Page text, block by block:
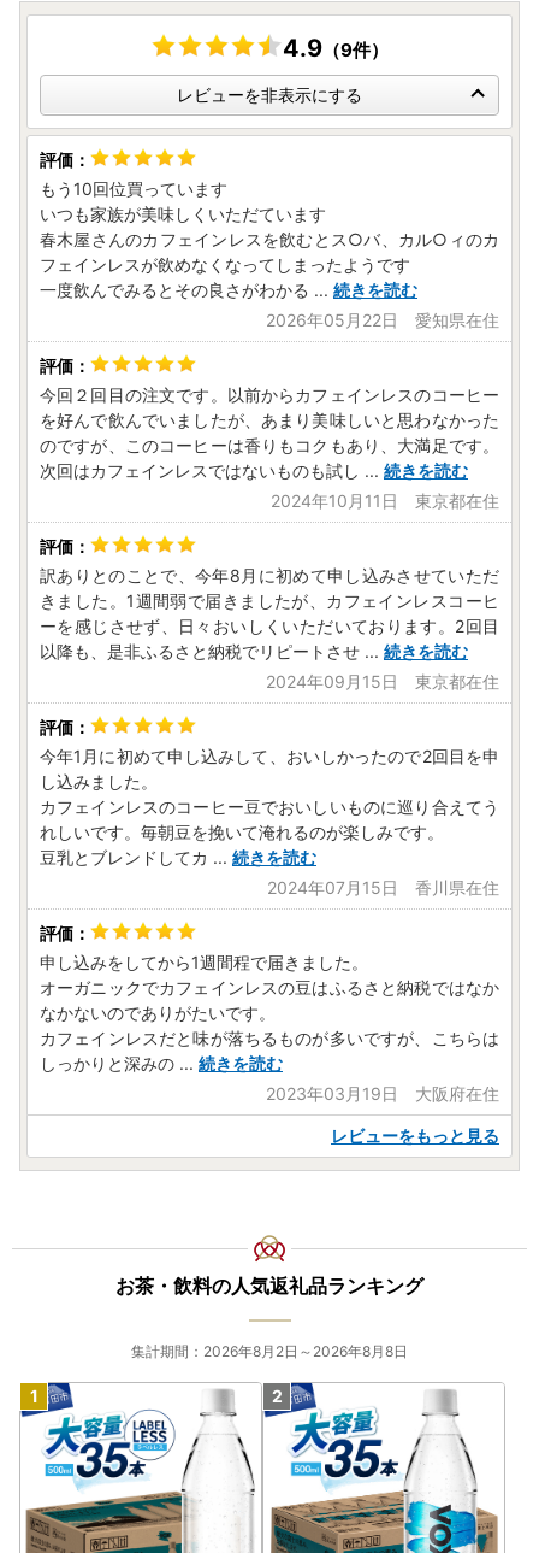
4.9（9件）
レビューを非表示にする
もう10回位買っています
いつも家族が美味しくいただています
春木屋さんのカフェインレスを飲むとス○バ、カル○ィのカ
フェインレスが飲めなくなってしまったようです
一度飲んでみるとその良さがわかる ... 続きを読む
2026年05月22日 愛知県在住
今回２回目の注文です。以前からカフェインレスのコーヒー
を好んで飲んでいましたが、あまり美味しいと思わなかった
のですが、このコーヒーは香りもコクもあり、大満足です。
次回はカフェインレスではないものも試し ... 続きを読む
2024年10月11日 東京都在住
訳ありとのことで、今年8月に初めて申し込みさせていただ
きました。1週間弱で届きましたが、カフェインレスコーヒ
ーを感じさせず、日々おいしくいただいております。2回目
以降も、是非ふるさと納税でリピートさせ ... 続きを読む
2024年09月15日 東京都在住
今年1月に初めて申し込みして、おいしかったので2回目を申
し込みました。
カフェインレスのコーヒー豆でおいしいものに巡り合えてう
れしいです。毎朝豆を挽いて淹れるのが楽しみです。
豆乳とブレンドしてカ ... 続きを読む
2024年07月15日 香川県在住
申し込みをしてから1週間程で届きました。
オーガニックでカフェインレスの豆はふるさと納税ではなか
なかないのでありがたいです。
カフェインレスだと味が落ちるものが多いですが、こちらは
しっかりと深みの ... 続きを読む
2023年03月19日 大阪府在住
レビューをもっと見る
お茶・飲料の人気返礼品ランキング
集計期間：2026年8月2日～2026年8月8日